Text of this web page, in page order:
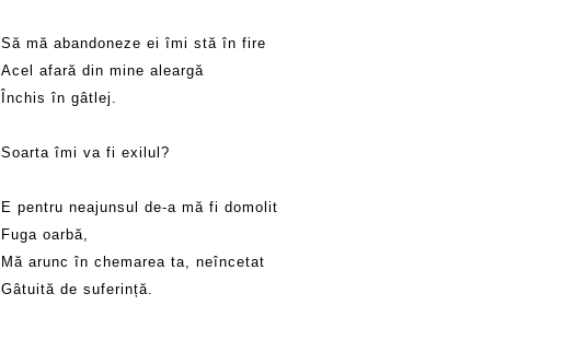
Să mă abandoneze ei îmi stă în fire
Acel afară din mine aleargă
Închis în gâtlej.
Soarta îmi va fi exilul?
E pentru neajunsul de-a mă fi domolit
Fuga oarbă,
Mă arunc în chemarea ta, neîncetat
Gâtuită de suferință.